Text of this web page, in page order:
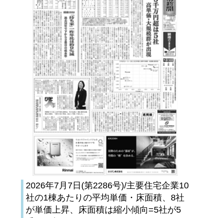
2026年7月7日(第2286号)/主要住宅企業10
社の1棟あたりの平均単価・床面積、8社
が単価上昇、床面積は縮小傾向=5社が5